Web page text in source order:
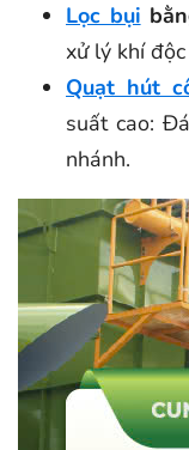
Lọc bụi
xử lý khí
Quạt hút
suất cao:
nhánh.